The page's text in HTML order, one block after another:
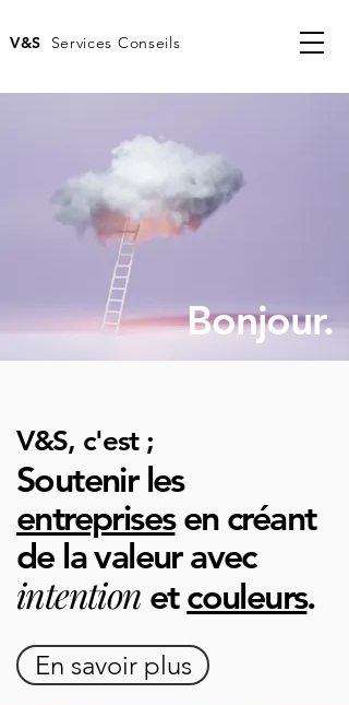
V&S Services Conseils
Bonjour.
V&S, c'est ;
Soutenir les
entreprisesen créant
de la valeur avec
intention etcouleurs.
En savoir plus